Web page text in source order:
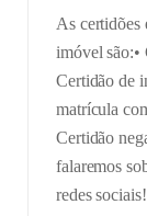
As certidões
imóvel são:•
Certidão de
matrícula
Certidão
falaremos
redes sociais!